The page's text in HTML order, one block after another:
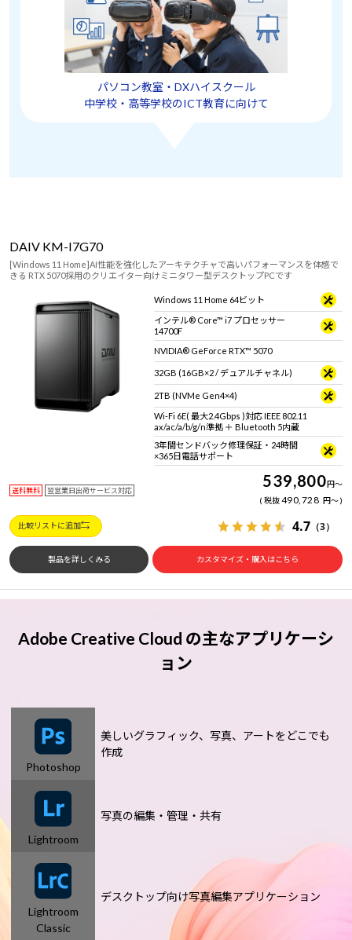
パソコン教室・DXハイスクール
中学校・高等学校のICT教育に向けて
DAIV KM-I7G70
[Windows 11 Home]AI性能を強化したアーキテクチャで高いパフォーマンスを体感で
きる RTX 5070採用のクリエイター向けミニタワー型デスクトップPCです
Windows 11 Home 64ビット
インテル® Core™ i7 プロセッサー
14700F
NVIDIA® GeForce RTX™ 5070
32GB (16GB×2 / デュアルチャネル)
2TB (NVMe Gen4×4)
Wi-Fi 6E( 最大2.4Gbps )対応 IEEE 802.11
ax/ac/a/b/g/n準拠 ＋ Bluetooth 5内蔵
3年間センドバック修理保証・24時間
×365日電話サポート
送料無料 翌営業日出荷サービス対応 539,800円～
税抜490,728 円～
比較リストに追加 4.7 （3）
製品を詳しくみる カスタマイズ・購入はこちら
Adobe Creative Cloud の主なアプリケーシ
ョン
Photoshop
美しいグラフィック、写真、アートをどこでも
作成
Lightroom
写真の編集・管理・共有
Lightroom
Classic
デスクトップ向け写真編集アプリケーション